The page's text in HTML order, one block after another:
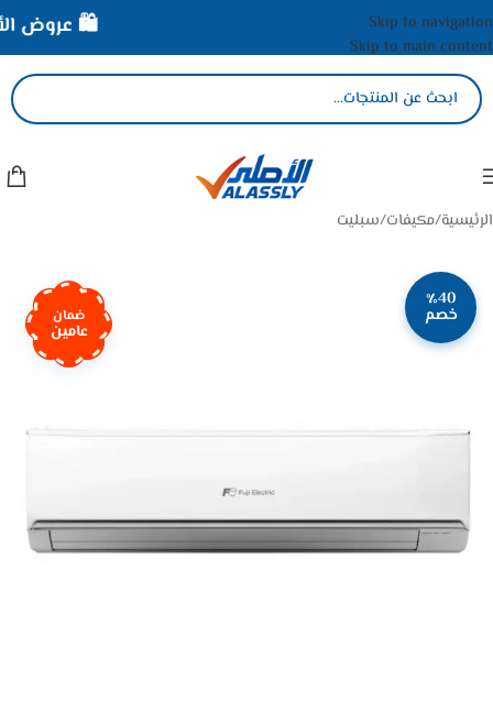
Skip to navigation
Skip to main content
الرئيسية/مكيفات/سبليت
٪40
خصم ضمان
عامين
🛍️ عروض